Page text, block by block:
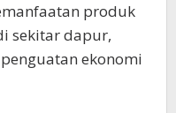
produk
sekitar dapur,
ekonomi